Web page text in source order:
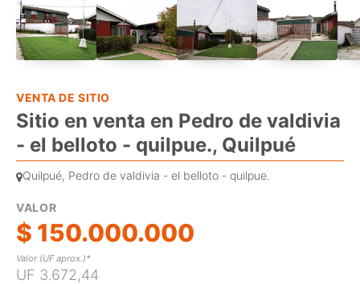
VENTA DE SITIO
Sitio en venta en Pedro de valdivia
- el belloto - quilpue., Quilpué
Quilpué, Pedro de valdivia - el belloto - quilpue.
VALOR
$ 150.000.000
Valor (UF aprox.)*
UF 3.672,44